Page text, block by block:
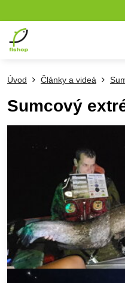
Úvod Články a videá
Sumcový